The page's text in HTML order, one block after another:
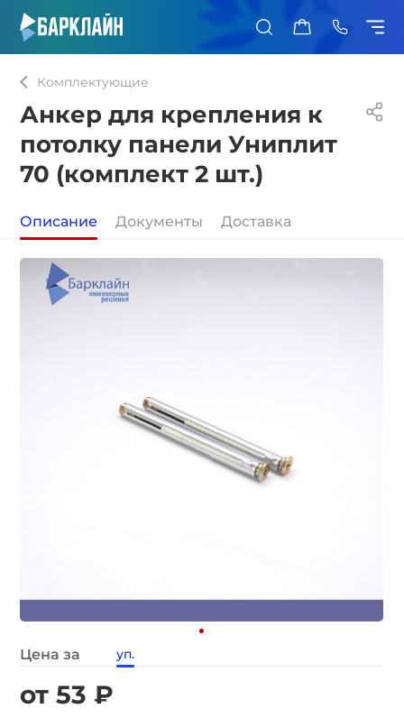
Комплектующие
Анкер для крепления к
потолку панели Униплит
70 (комплект 2 шт.)
Описание Документы Доставка
Цена за уп.
от 53 ₽